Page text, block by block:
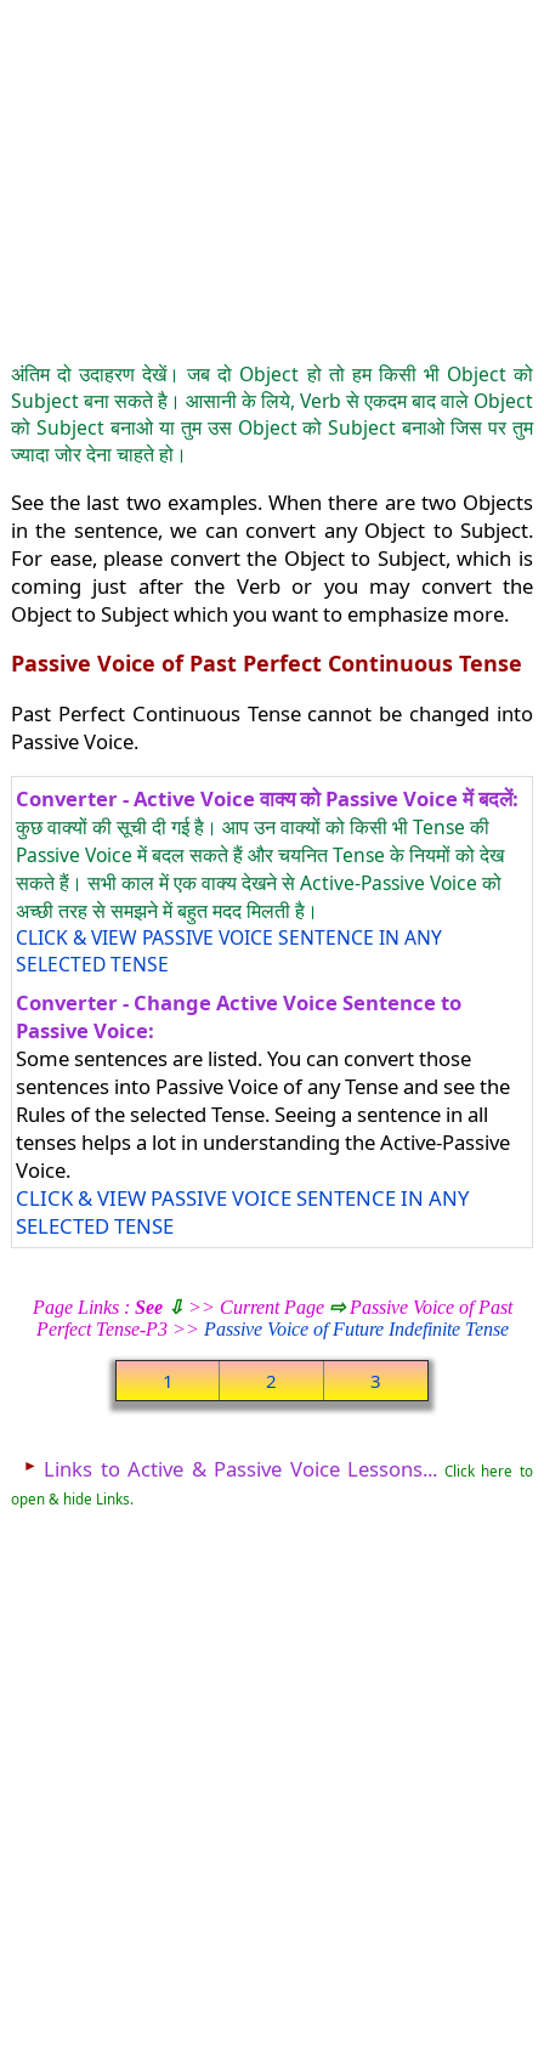
अंतिम दो उदाहरण देखें। जब दो Object हो तो हम किसी भी Object को
Subject बना सकते है। आसानी के लिये, Verb से एकदम बाद वाले Object
को Subject बनाओ या तुम उस Object को Subject बनाओ जिस पर तुम
ज्यादा जोर देना चाहते हो।
See the last two examples. When there are two Objects
in the sentence, we can convert any Object to Subject.
For ease, please convert the Object to Subject, which is
coming just after the Verb or you may convert the
Object to Subject which you want to emphasize more.
Passive Voice of Past Perfect Continuous Tense
Past Perfect Continuous Tense cannot be changed into
Passive Voice.
Converter - Active Voice वाक्य को Passive Voice में बदलें:
कुछ वाक्यों की सूची दी गई है। आप उन वाक्यों को किसी भी Tense की
Passive Voice में बदल सकते हैं और चयनित Tense के नियमों को देख
सकते हैं। सभी काल में एक वाक्य देखने से Active-Passive Voice को
अच्छी तरह से समझने में बहुत मदद मिलती है।
CLICK & VIEW PASSIVE VOICE SENTENCE IN ANY
SELECTED TENSE
Converter - Change Active Voice Sentence to
Passive Voice:
Some sentences are listed. You can convert those
sentences into Passive Voice of any Tense and see the
Rules of the selected Tense. Seeing a sentence in all
tenses helps a lot in understanding the Active-Passive
Voice.
CLICK & VIEW PASSIVE VOICE SENTENCE IN ANY
SELECTED TENSE
Page Links : See ⇩>> Current Page ⇨Passive Voice of Past
Perfect Tense-P3 >> Passive Voice of Future Indefinite Tense
1 2 3
► Links to Active & Passive Voice Lessons... Click here to
open & hide Links.